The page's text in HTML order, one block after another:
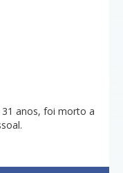
31 anos, foi morto a